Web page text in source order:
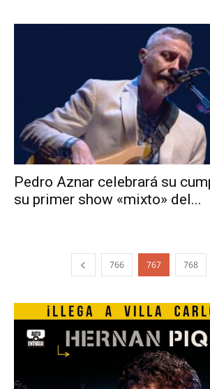
Pedro Aznar celebrará su
su primer show «mixto» del...
766 767 768